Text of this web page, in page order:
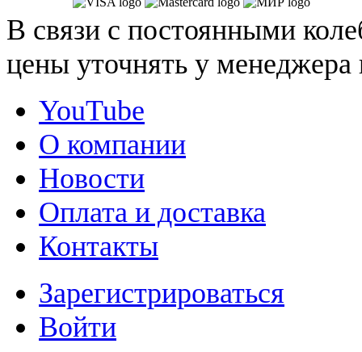
В связи с постоянными
цены уточнять у
YouTube
О компании
Новости
Оплата и доставка
Контакты
Зарегистрироваться
Войти